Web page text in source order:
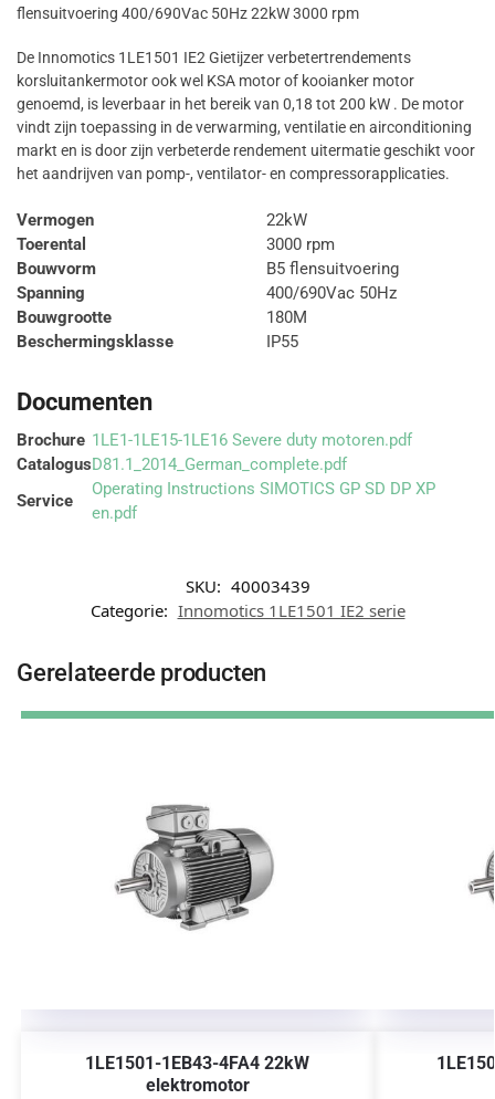
flensuitvoering 400/690Vac 50Hz 22kW 3000 rpm
De Innomotics 1LE1501 IE2 Gietijzer verbetertrendements
korsluitankermotor ook wel KSA motor of kooianker motor
genoemd, is leverbaar in het bereik van 0,18 tot 200 kW . De motor
vindt zijn toepassing in de verwarming, ventilatie en airconditioning
markt en is door zijn verbeterde rendement uitermatie geschikt voor
het aandrijven van pomp-, ventilator- en compressorapplicaties.
Vermogen
22kW
Toerental
3000 rpm
Bouwvorm
B5 flensuitvoering
Spanning
400/690Vac 50Hz
Bouwgrootte
180M
Beschermingsklasse
IP55
Documenten
Brochure 1LE1-1LE15-1LE16 Severe duty motoren.pdf
CatalogusD81.1_2014_German_complete.pdf
Service
Operating Instructions SIMOTICS GP SD DP XP
en.pdf
SKU: 40003439
Categorie: Innomotics 1LE1501 IE2 serie
Gerelateerde producten
1LE1501-1EB43-4FA4 22kW
elektromotor